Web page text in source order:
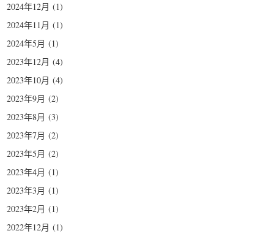
2024年12月 (1)
2024年11月 (1)
2024年5月 (1)
2023年12月 (4)
2023年10月 (4)
2023年9月 (2)
2023年8月 (3)
2023年7月 (2)
2023年5月 (2)
2023年4月 (1)
2023年3月 (1)
2023年2月 (1)
2022年12月 (1)